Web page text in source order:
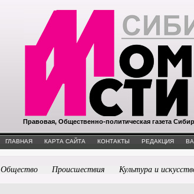
Правовая, Общественно-политическая газета
ГЛАВНАЯ КАРТА САЙТА КОНТАКТЫ РЕДАКЦИЯ
Общество Происшествия Культура и